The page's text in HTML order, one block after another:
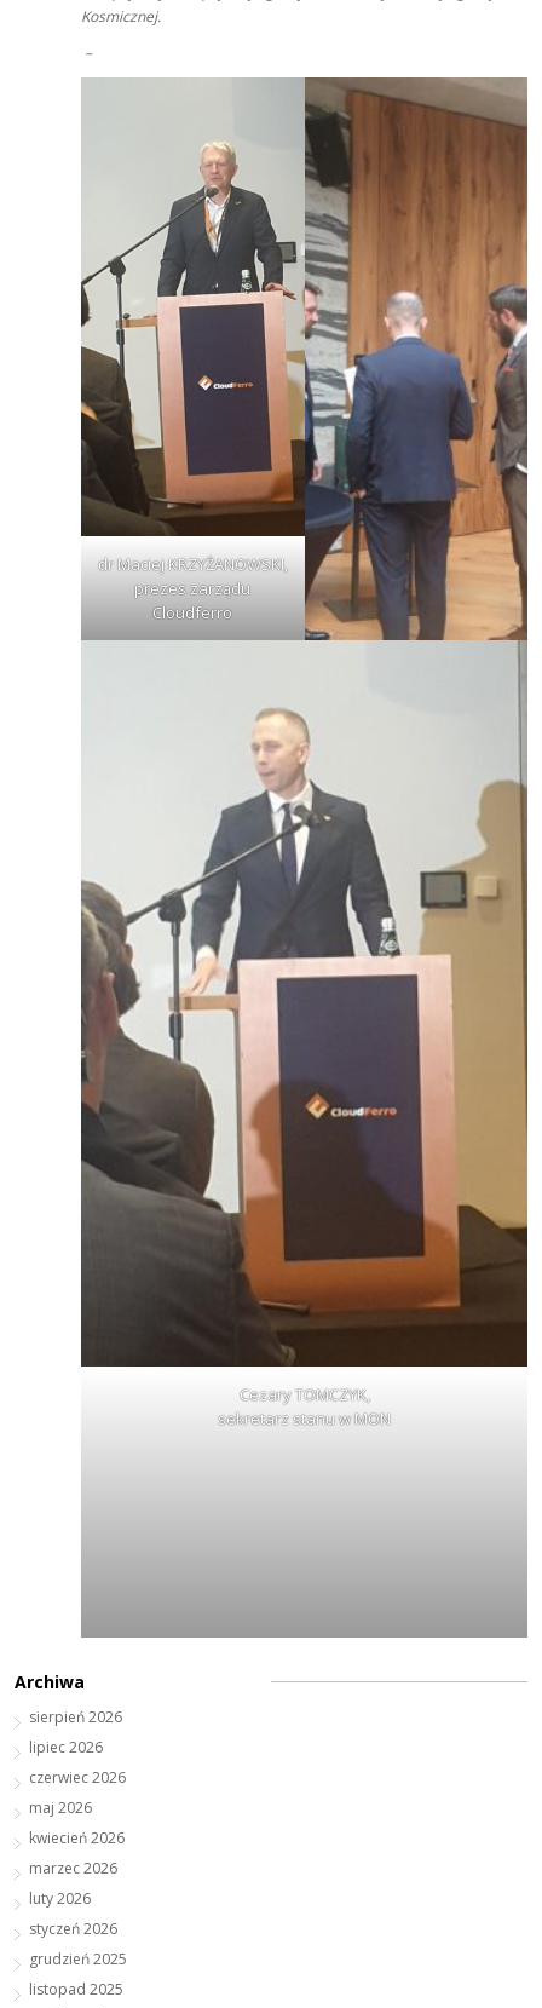
Kosmicznej.
–
dr Maciej KRZYŻANOWSKI,
prezes zarządu
Cloudferro
Cezary TOMCZYK,
sekretarz stanu w MON
Archiwa
sierpień 2026
lipiec 2026
czerwiec 2026
maj 2026
kwiecień 2026
marzec 2026
luty 2026
styczeń 2026
grudzień 2025
listopad 2025